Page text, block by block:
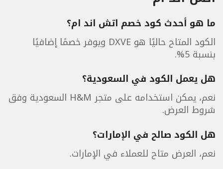
ما هو أحدث كود خصم اتش اند ام؟
الكود المتاح حاليًا هو DXVE ويوفر خصمًا إضافيًا
بنسبة 5%.
هل يعمل الكود في السعودية؟
نعم، يمكن استخدامه على متجر H&M السعودية وفق
شروط العرض.
هل الكود صالح في الإمارات؟
نعم، العرض متاح للعملاء في الإمارات.